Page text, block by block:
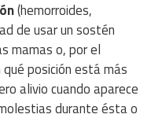
(hemorroides,
de usar un sostén
mamas o, por el
posición está más
alivio cuando aparece
durante ésta o